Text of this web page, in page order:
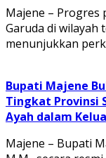
Majene – Progres
Garuda di wilayah
menunjukkan
Bupati Majene
Tingkat Provinsi
Ayah dalam
Majene – Bupati